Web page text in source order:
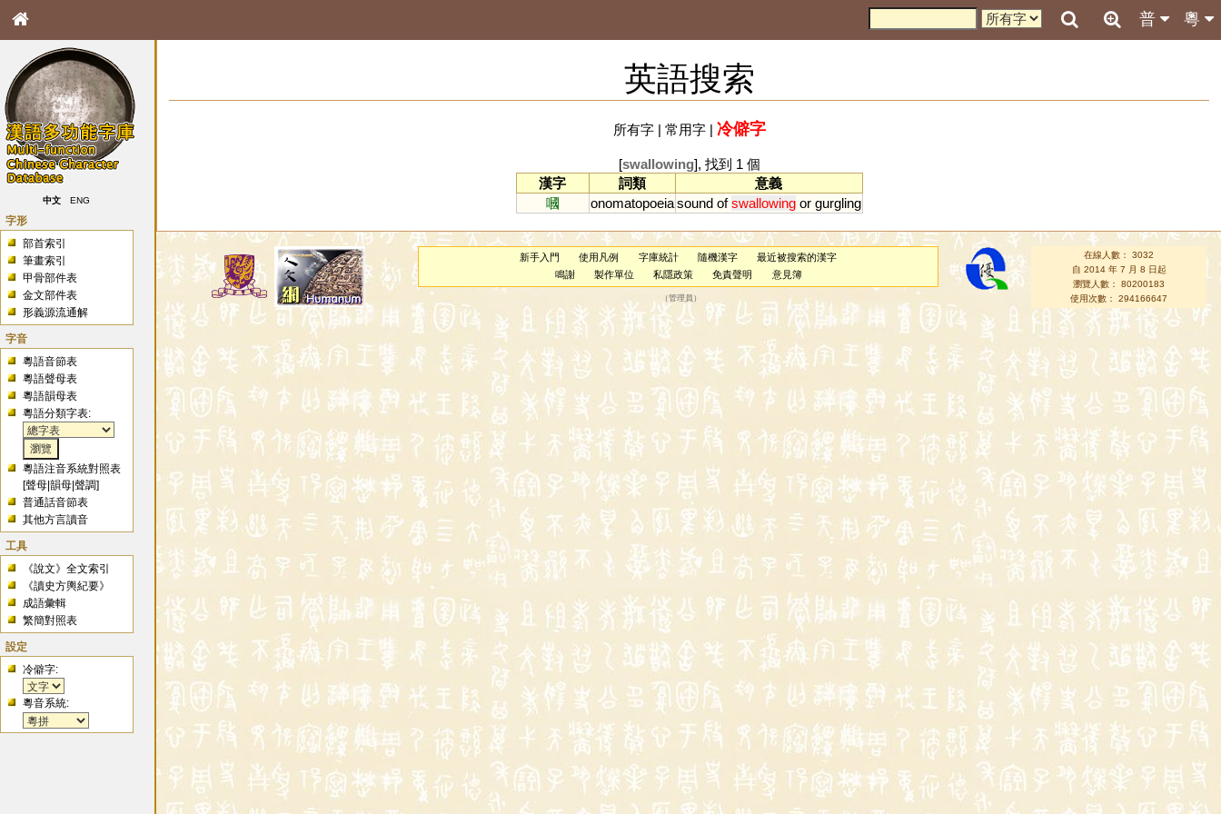
粵
普
中文 ENG
字形
部首索引
筆畫索引
甲骨部件表
金文部件表
形義源流通解
字音
粵語音節表
粵語聲母表
粵語韻母表
粵語分類字表:
粵語注音系統對照表
[聲母 |韻母 |聲調]
普通話音節表
其他方言讀音
工具
《說文》全文索引
《讀史方輿紀要》
成語彙輯
繁簡對照表
設定
冷僻字:
粵音系統:
英語搜索
所有字| 常用字| 冷僻字
[swallowing], 找到 1 個
漢字
詞類
意義
嘓
onomatopoeia sound of swallowing or gurgling
新手入門 使用凡例 字庫統計 隨機漢字
最近被搜索的漢字
鳴謝
製作單位 私隱政策 免責聲明 意見簿
（管理員 ）
在線人數： 3032
自 2014 年 7 月 8 日起
瀏覽人數： 80200183
使用次數： 294166647